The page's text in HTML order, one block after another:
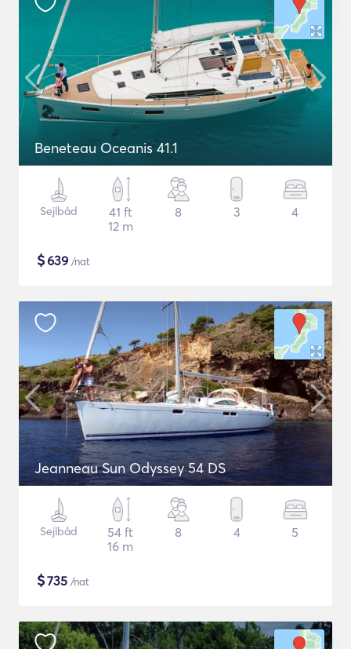
Beneteau Oceanis 41.1
Sejlbåd
41 ft
12 m
8 3 4
$639 /nat
Jeanneau Sun Odyssey 54 DS
Sejlbåd
54 ft
16 m
8 4 5
$735 /nat